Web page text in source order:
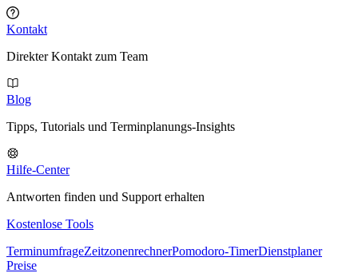
Kontakt
Direkter Kontakt zum Team
Blog
Tipps, Tutorials und Terminplanungs-Insights
Hilfe-Center
Antworten finden und Support erhalten
Kostenlose Tools
TerminumfrageZeitzonenrechnerPomodoro-TimerDienstplaner
Preise